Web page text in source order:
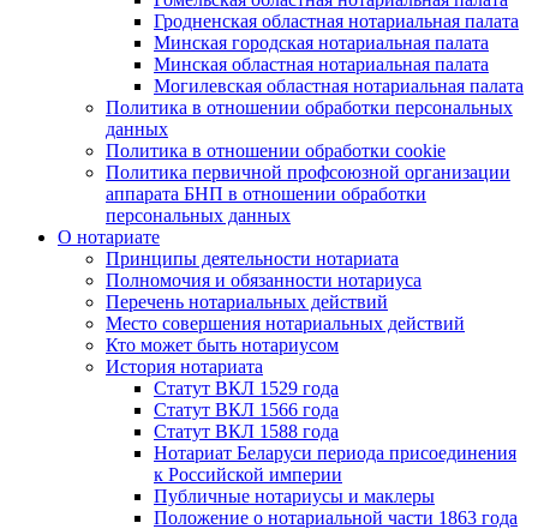
Гродненская областная нотариальная палата
Минская городская нотариальная палата
Минская областная нотариальная палата
Могилевская областная нотариальная палата
Политика в отношении обработки персональных
данных
Политика в отношении обработки cookie
Политика первичной профсоюзной организации
аппарата БНП в отношении обработки
персональных данных
О нотариате
Принципы деятельности нотариата
Полномочия и обязанности нотариуса
Перечень нотариальных действий
Место совершения нотариальных действий
Кто может быть нотариусом
История нотариата
Статут ВКЛ 1529 года
Статут ВКЛ 1566 года
Статут ВКЛ 1588 года
Нотариат Беларуси периода присоединения
к Российской империи
Публичные нотариусы и маклеры
Положение о нотариальной части 1863 года